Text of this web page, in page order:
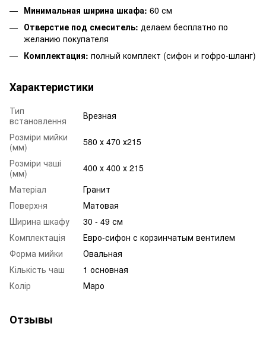
Минимальная ширина шкафа: 60 см
Отверстие под смеситель: делаем бесплатно по
желанию покупателя
Комплектация: полный комплект (сифон и гофро-шланг)
Характеристики
Тип
встановлення
Врезная
Розміри мийки
(мм)
580 х 470 х215
Розміри чаші
(мм)
400 х 400 х 215
Матеріал
Гранит
Поверхня
Матовая
Ширина шкафу
30 - 49 см
Комплектація
Евро-сифон с корзинчатым вентилем
Форма мийки
Овальная
Кількість чаш
1 основная
Колір
Маро
Отзывы